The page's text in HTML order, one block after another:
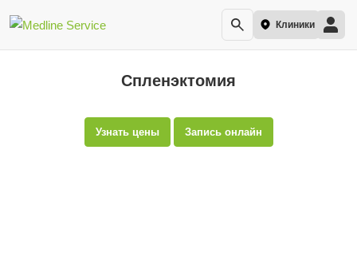
Клиники
Спленэктомия
Узнать цены Запись онлайн